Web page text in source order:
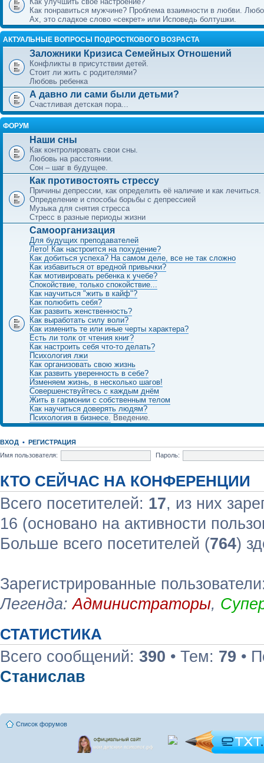
Как понравиться мужчине? Проблема взаимности в любви.
Ах, это сладкое слово «секрет» или Исповедь болтушки.
АКТУАЛЬНЫЕ ВОПРОСЫ ПОДРОСТКОВОГО ВОЗРАСТА
Заложники Кризиса Семейных Отношений
Конфликты в присутствии детей.
Стоит ли жить с родителями?
Любовь ребенка
А давно ли сами были детьми?
Счастливая детская пора...
ФОРУМ
Наши сны
Как контролировать свои сны.
Любовь на расстоянии.
Сон – шаг в будущее.
Как противостоять стрессу
Причины депрессии, как определить её наличие и как лечиться.
Определение и способы борьбы с депрессией
Музыка для снятия стресса
Стресс в разные периоды жизни
Самоорганизация
Для будущих преподавателей
Лето! Как настроится на похудение?
Как добиться успеха? На самом деле, все не так сложно
Как избавиться от вредной привычки?
Как мотивировать ребенка к учебе?
Спокойствие, только спокойствие...
Как научиться "жить в кайф"?
Как полюбить себя?
Как развить женственность?
Как выработать силу воли?
Как изменить те или иные черты характера?
Есть ли толк от чтения книг?
Как настроить себя что-то делать?
Психология лжи
Как организовать свою жизнь
Как развить уверенность в себе?
Изменяем жизнь, в несколько шагов!
Совершенствуйтесь с каждым днём
Жить в гармонии с собственным телом
Как научиться доверять людям?
Психология в бизнесе. Введение.
ВХОД • РЕГИСТРАЦИЯ
Имя пользователя:
Пароль:
КТО СЕЙЧАС НА КОНФЕРЕНЦИИ
Всего посетителей: 17, из них
16 (основано на активности
Больше всего посетителей (764)
Зарегистрированные
Легенда:Администраторы,
СТАТИСТИКА
Всего сообщений: 390 • Тем: 79 •
Станислав
Список форумов